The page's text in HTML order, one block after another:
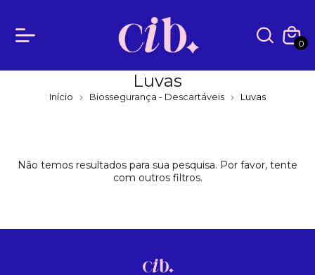
0
Luvas
Início Biossegurança - Descartáveis Luvas
Não temos resultados para sua pesquisa. Por favor, tente
com outros filtros.